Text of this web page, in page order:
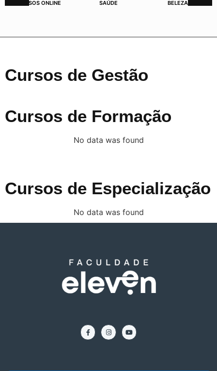
CURSOS ONLINE SAÚDE BELEZA
Cursos de Gestão
Cursos de Formação
No data was found
Cursos de Especialização
No data was found